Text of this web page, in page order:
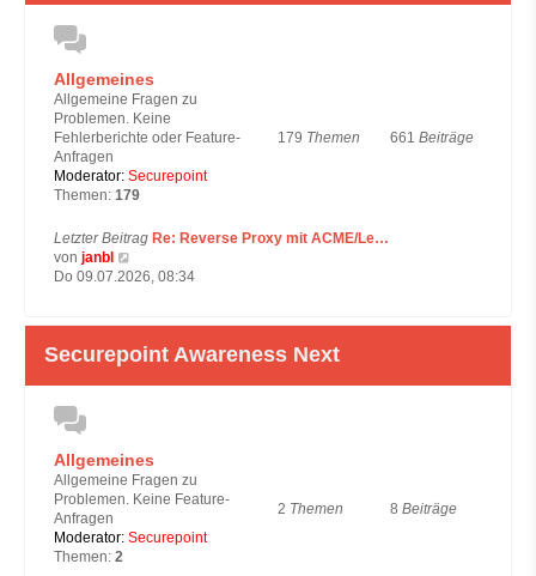
r
t
r
a
g
Allgemeines
Allgemeine Fragen zu
Problemen. Keine
Fehlerberichte oder Feature-
Anfragen
Moderator: Securepoint
Themen: 179
179 Themen 661 Beiträge
Letzter Beitrag Re: Reverse Proxy mit ACME/Le…
von janbl
e
t
r
t
r
a
Do 09.07.2026, 08:34
Securepoint Awareness Next
Allgemeines
Allgemeine Fragen zu
Problemen. Keine Feature-
Anfragen
Moderator: Securepoint
Themen: 2
2 Themen 8 Beiträge